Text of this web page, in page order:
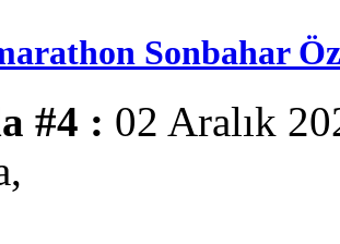
Sonbahar
#4 : 02 Aralık